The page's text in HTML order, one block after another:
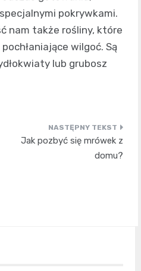
pokrywkami.
nam także rośliny, które
wilgoć. Są
lub grubosz
Jak pozbyć się mrówek z
domu?